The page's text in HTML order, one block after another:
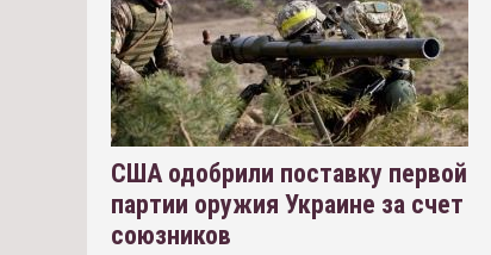
США одобрили поставку первой
партии оружия Украине за счет
союзников